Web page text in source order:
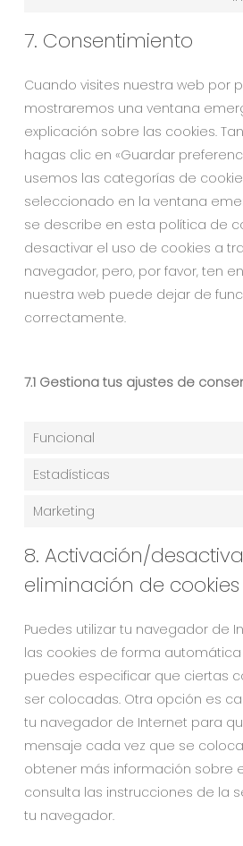
7. Consentimiento
Cuando visites nuestra web por
mostraremos una ventana
explicación sobre las cookies.
hagas clic en «Guardar
usemos las categorías de
seleccionado en la ventana
se describe en esta política de
desactivar el uso de cookies a
navegador, pero, por favor, ten
nuestra web puede dejar de
correctamente.
7.1 Gestiona tus ajustes de
Funcional
Estadísticas
Marketing
8. Activación/
eliminación de cookies
Puedes utilizar tu navegador de
las cookies de forma
puedes especificar que ciertas
ser colocadas. Otra opción es
tu navegador de Internet para
mensaje cada vez que se
obtener más información sobre
consulta las instrucciones de la
tu navegador.